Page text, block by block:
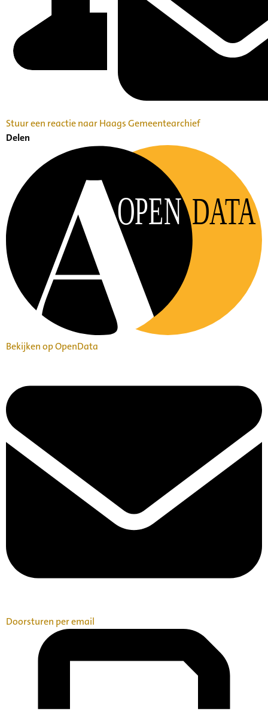
Stuur een reactie naar Haags Gemeentearchief
Delen
OPEN DATA
Bekijken op OpenData
Doorsturen per email